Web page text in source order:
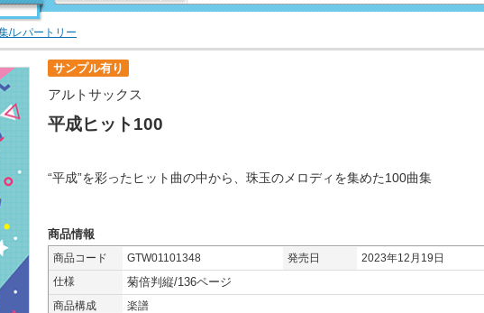
/レパートリー
サンプル有り
アルトサックス
平成ヒット100
“平成”を彩ったヒット曲の中から、珠玉のメロディを集めた100曲集
商品情報
商品コード GTW01101348 発売日
2023年12月19日
仕様
菊倍判縦/136ページ
商品構成
楽譜